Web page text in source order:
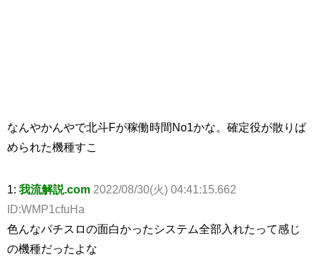
なんやかんやで北斗Fが稼働時間No1かな。確定役が散りば
められた機種すこ
1: 我流解説.com 2022/08/30(火) 04:41:15.662
ID:WMP1cfuHa
色んなパチスロの面白かったシステム全部入れたって感じ
の機種だったよな